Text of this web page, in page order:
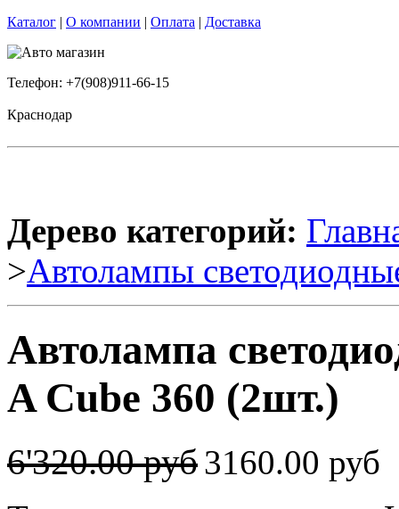
Каталог | О компании | Оплата | Доставка
Телефон: +7(908)911-66-15
Краснодар
Дерево категорий:
>Автолампы
Автолампа
A Cube 360 (2шт.)
6'320.00 руб3160.00 руб